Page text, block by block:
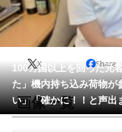
住まい
会員記事
メディア
注目記事を集めた総合ペー
100カ国以上を回った元
た」機内持ち込み荷物
い」「確かに！！と声
X Share
画像一覧